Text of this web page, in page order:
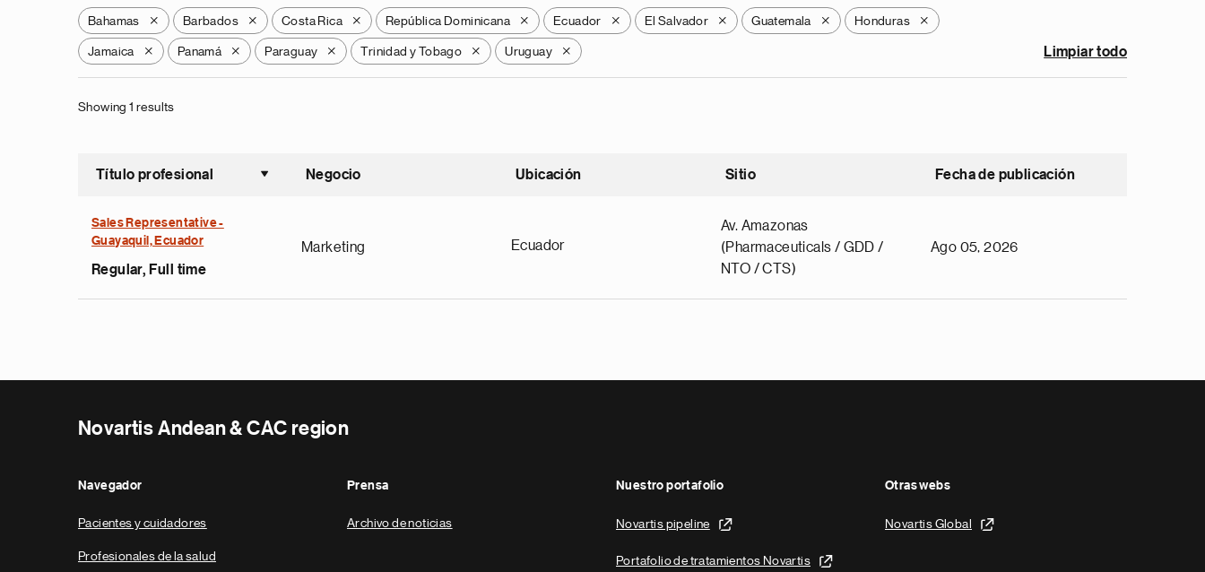
Bahamas X Barbados X Costa Rica X República Dominicana X Ecuador X El Salvador X Guatemala X Honduras X
Jamaica X Panamá X Paraguay X Trinidad y Tobago X Uruguay X Limpiar todo
Showing 1 results
Título profesional
Ordenar ascendente
Negocio Ubicación Sitio Fecha de publicación
Sales Representative -
Guayaquil, Ecuador
Regular, Full time
Marketing Ecuador
Av. Amazonas
(Pharmaceuticals / GDD /
NTO / CTS)
Ago 05, 2026
Novartis Andean & CAC region
Navegador
Pacientes y cuidadores
Profesionales de la salud
Prensa
Archivo de noticias
Nuestro portafolio
Novartis pipeline
Portafolio de tratamientos Novartis
Otras webs
Novartis Global